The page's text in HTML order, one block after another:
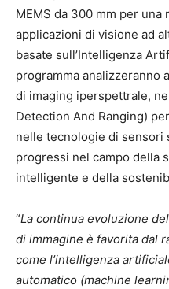
MEMS da 300 mm per
applicazioni di visione ad
basate sull’Intelligenza
programma analizzeranno
di imaging iperspettrale,
Detection And Ranging)
nelle tecnologie di sensori
progressi nel campo della
intelligente e della
“La continua evoluzione
di immagine è favorita dal
come l’intelligenza
automatico (machine